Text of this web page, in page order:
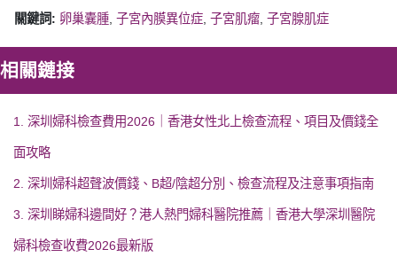
關鍵詞: 卵巢囊腫 子宮內膜異位症 子宮肌瘤 子宮腺肌症
相關鏈接
1. 深圳婦科檢查費用2026｜香港女性北上檢查流程、項目及價錢全
面攻略
2. 深圳婦科超聲波價錢、B超/陰超分別、檢查流程及注意事項指南
3. 深圳睇婦科邊間好？港人熱門婦科醫院推薦｜香港大學深圳醫院
婦科檢查收費2026最新版